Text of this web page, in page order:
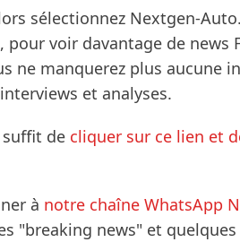
sélectionnez Nextgen-
voir davantage de news
ne manquerez plus aucune
et analyses.
suffit de cliquer sur ce lien et
à notre chaîne WhatsApp
"breaking news" et